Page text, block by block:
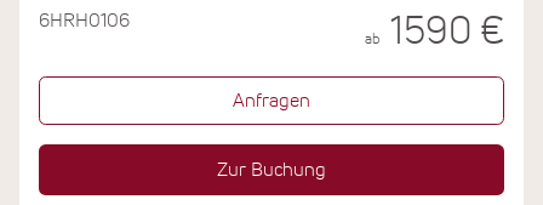
6HRH0106
ab 1590 €
Anfragen
Zur Buchung